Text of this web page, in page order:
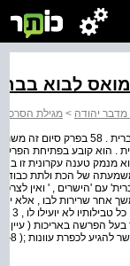
לבוא
מדבר יהודה > מגילת
פרק ג : תוכחת המואס לבוא
. הוא קובע בפתיחת הפרק
הוא מנמק טענה
8—6 , 3 ) ורק מי שנכנע ל'חוקי אל' של ...